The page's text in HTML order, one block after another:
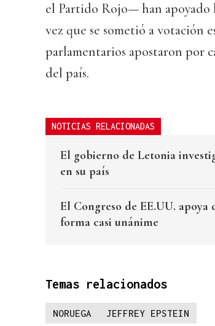
el Partido Rojo— han
vez que se sometió a votación
parlamentarios apostaron por
del país.
NOTICIAS RELACIONADAS
El gobierno de Letonia
en su país
El Congreso de EE.UU.
forma casi unánime
Temas relacionados
NORUEGA JEFFREY EPSTEIN